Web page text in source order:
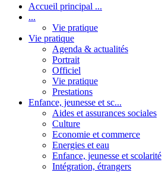
Accueil principal ...
...
Vie pratique
Vie pratique
Agenda & actualités
Portrait
Officiel
Vie pratique
Prestations
Enfance, jeunesse et sc...
Aides et assurances sociales
Culture
Economie et commerce
Energies et eau
Enfance, jeunesse et scolarité
Intégration, étrangers